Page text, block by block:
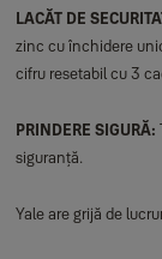
LACĂT DE
zinc cu închidere
cifru resetabil cu 3
PRINDERE SIGURĂ:
siguranță.
Yale are grijă de